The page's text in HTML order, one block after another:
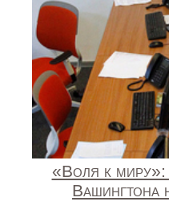
«Воля к
Вашингтона